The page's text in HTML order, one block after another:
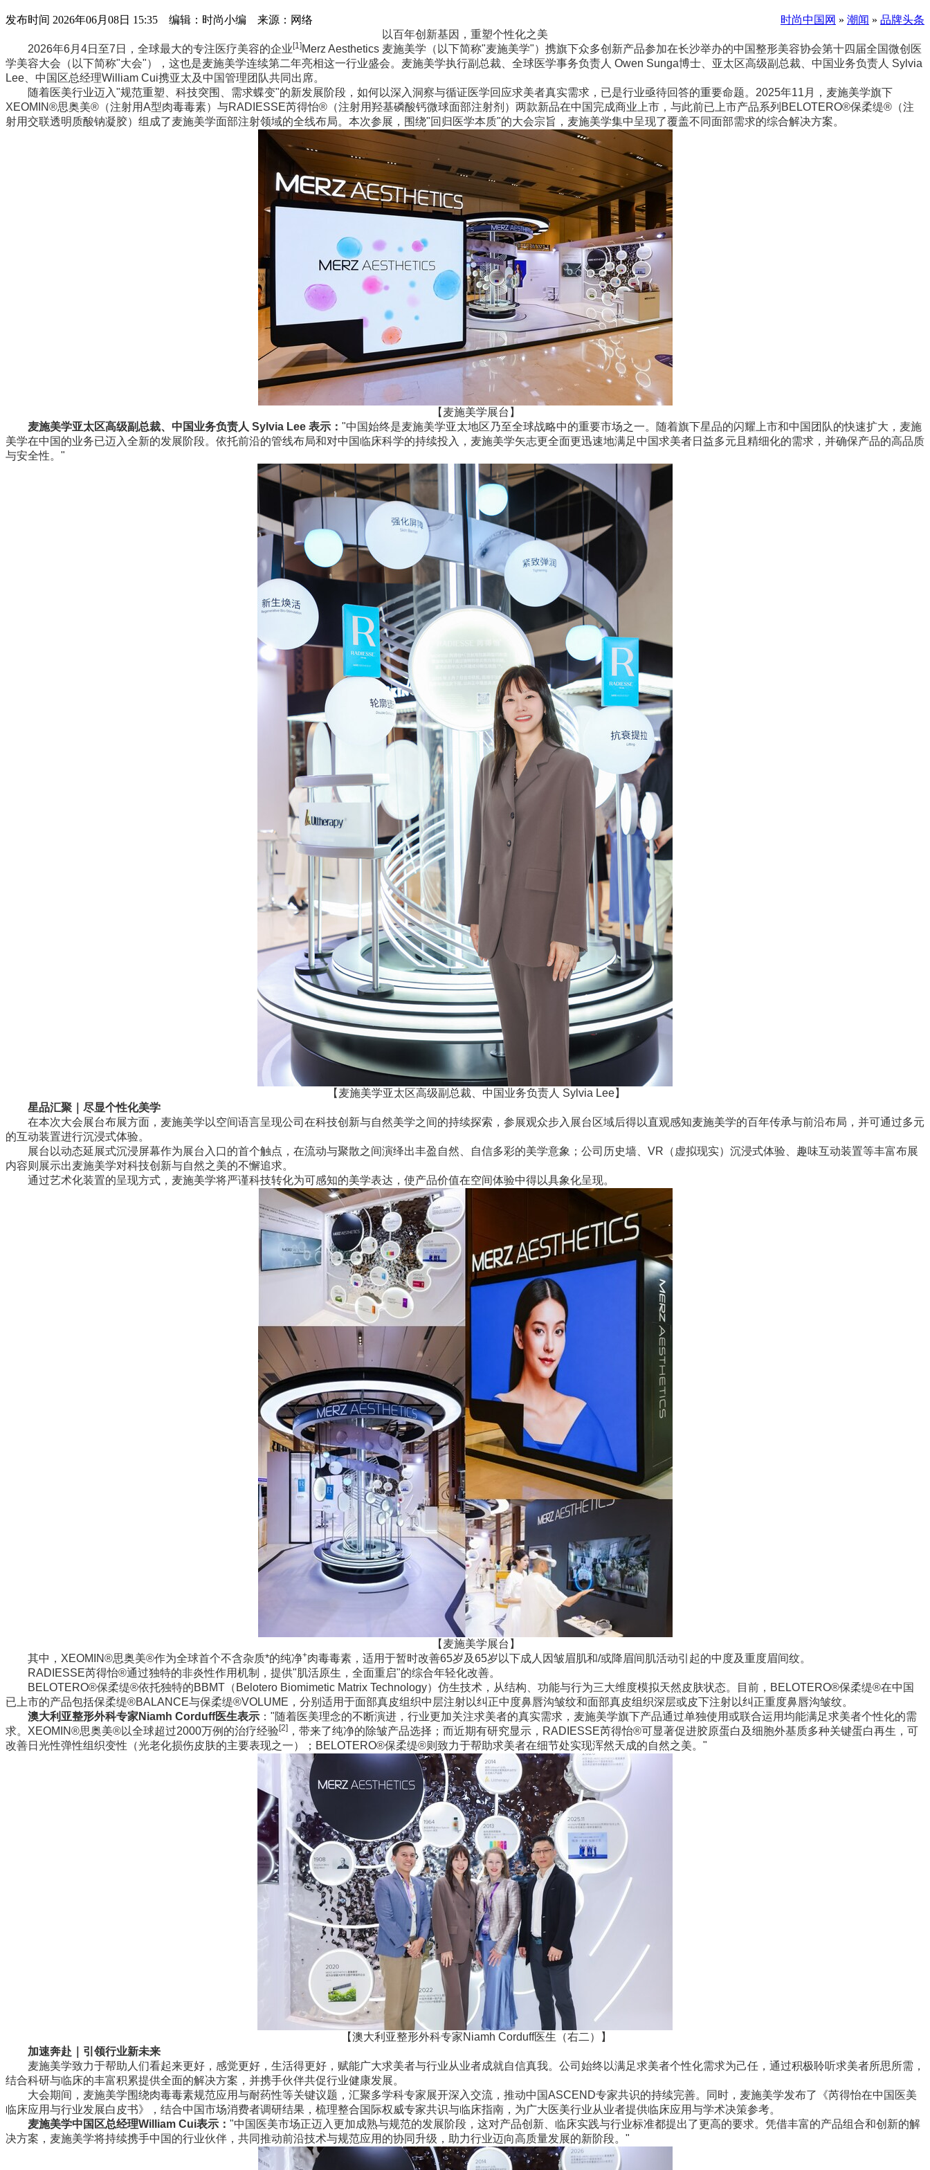
发布时间 2026年06月08日 15:35 编辑：时尚小编 来源：网络 时尚中国网 » 潮闻 » 品牌头条
以百年创新基因，重塑个性化之美
2026年6月4日至7日，全球最大的专注医疗美容的企业[1]Merz Aesthetics 麦施美学（以下简称"麦施美学"）携旗下众多创新产品参加在长沙举办的中国整形美容协会第十四届全国微创医
学美容大会（以下简称"大会"），这也是麦施美学连续第二年亮相这一行业盛会。麦施美学执行副总裁、全球医学事务负责人 Owen Sunga博士、亚太区高级副总裁、中国业务负责人 Sylvia
Lee、中国区总经理William Cui携亚太及中国管理团队共同出席。
随着医美行业迈入"规范重塑、科技突围、需求蝶变"的新发展阶段，如何以深入洞察与循证医学回应求美者真实需求，已是行业亟待回答的重要命题。2025年11月，麦施美学旗下
XEOMIN®思奥美®（注射用A型肉毒毒素）与RADIESSE芮得怡®（注射用羟基磷酸钙微球面部注射剂）两款新品在中国完成商业上市，与此前已上市产品系列BELOTERO®保柔缇®（注
射用交联透明质酸钠凝胶）组成了麦施美学面部注射领域的全线布局。本次参展，围绕"回归医学本质"的大会宗旨，麦施美学集中呈现了覆盖不同面部需求的综合解决方案。
【麦施美学展台】
麦施美学亚太区高级副总裁、中国业务负责人 Sylvia Lee 表示： "中国始终是麦施美学亚太地区乃至全球战略中的重要市场之一。随着旗下星品的闪耀上市和中国团队的快速扩大，麦施
美学在中国的业务已迈入全新的发展阶段。依托前沿的管线布局和对中国临床科学的持续投入，麦施美学矢志更全面更迅速地满足中国求美者日益多元且精细化的需求，并确保产品的高品质
与安全性。"
【麦施美学亚太区高级副总裁、中国业务负责人 Sylvia Lee】
星品汇聚｜尽显个性化美学
在本次大会展台布展方面，麦施美学以空间语言呈现公司在科技创新与自然美学之间的持续探索，参展观众步入展台区域后得以直观感知麦施美学的百年传承与前沿布局，并可通过多元
的互动装置进行沉浸式体验。
展台以动态延展式沉浸屏幕作为展台入口的首个触点，在流动与聚散之间演绎出丰盈自然、自信多彩的美学意象；公司历史墙、VR（虚拟现实）沉浸式体验、趣味互动装置等丰富布展
内容则展示出麦施美学对科技创新与自然之美的不懈追求。
通过艺术化装置的呈现方式，麦施美学将严谨科技转化为可感知的美学表达，使产品价值在空间体验中得以具象化呈现。
【麦施美学展台】
其中，XEOMIN®思奥美®作为全球首个不含杂质*的纯净+肉毒毒素，适用于暂时改善65岁及65岁以下成人因皱眉肌和/或降眉间肌活动引起的中度及重度眉间纹。
RADIESSE芮得怡®通过独特的非炎性作用机制，提供"肌活原生，全面重启"的综合年轻化改善。
BELOTERO®保柔缇®依托独特的BBMT（Belotero Biomimetic Matrix Technology）仿生技术，从结构、功能与行为三大维度模拟天然皮肤状态。目前，BELOTERO®保柔缇®在中国
已上市的产品包括保柔缇®BALANCE与保柔缇®VOLUME，分别适用于面部真皮组织中层注射以纠正中度鼻唇沟皱纹和面部真皮组织深层或皮下注射以纠正重度鼻唇沟皱纹。
澳大利亚整形外科专家Niamh Corduff医生表示 ："随着医美理念的不断演进，行业更加关注求美者的真实需求，麦施美学旗下产品通过单独使用或联合运用均能满足求美者个性化的需
求。XEOMIN®思奥美®以全球超过2000万例的治疗经验[2] ，带来了纯净的除皱产品选择；而近期有研究显示，RADIESSE芮得怡®可显著促进胶原蛋白及细胞外基质多种关键蛋白再生，可
改善日光性弹性组织变性（光老化损伤皮肤的主要表现之一）；BELOTERO®保柔缇®则致力于帮助求美者在细节处实现浑然天成的自然之美。"
【澳大利亚整形外科专家Niamh Corduff医生（右二）】
加速奔赴｜引领行业新未来
麦施美学致力于帮助人们看起来更好，感觉更好，生活得更好，赋能广大求美者与行业从业者成就自信真我。公司始终以满足求美者个性化需求为己任，通过积极聆听求美者所思所需，
结合科研与临床的丰富积累提供全面的解决方案，并携手伙伴共促行业健康发展。
大会期间，麦施美学围绕肉毒毒素规范应用与耐药性等关键议题，汇聚多学科专家展开深入交流，推动中国ASCEND专家共识的持续完善。同时，麦施美学发布了《芮得怡在中国医美
临床应用与行业发展白皮书》，结合中国市场消费者调研结果，梳理整合国际权威专家共识与临床指南，为广大医美行业从业者提供临床应用与学术决策参考。
麦施美学中国区总经理William Cui表示： "中国医美市场正迈入更加成熟与规范的发展阶段，这对产品创新、临床实践与行业标准都提出了更高的要求。凭借丰富的产品组合和创新的解
决方案，麦施美学将持续携手中国的行业伙伴，共同推动前沿技术与规范应用的协同升级，助力行业迈向高质量发展的新阶段。"